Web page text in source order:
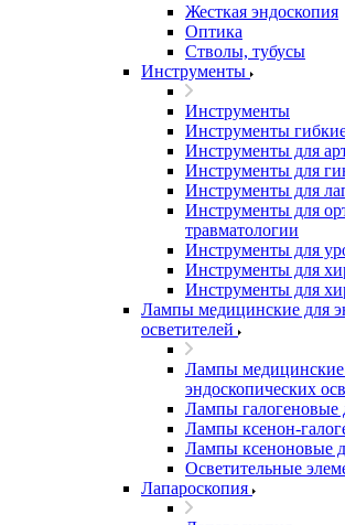
Жесткая эндоскопия
Оптика
Стволы, тубусы
Инструменты
Инструменты
Инструменты
Инструменты для
Инструменты для
Инструменты для
Инструменты для
травматологии
Инструменты для
Инструменты для
Инструменты для
Лампы медицинские для
осветителей
Лампы медицинские
эндоскопических
Лампы галогеновые
Лампы ксенон-
Лампы ксеноновые
Осветительные
Лапароскопия